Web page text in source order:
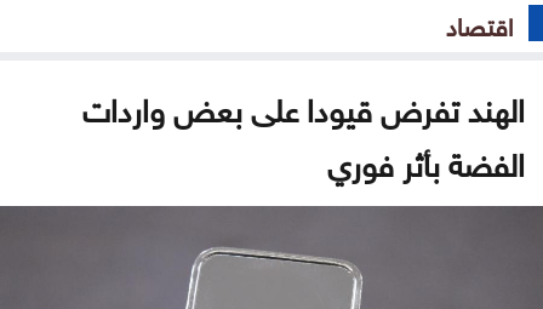
اقتصاد
الهند تفرض قيودا على بعض واردات
الفضة بأثر فوري